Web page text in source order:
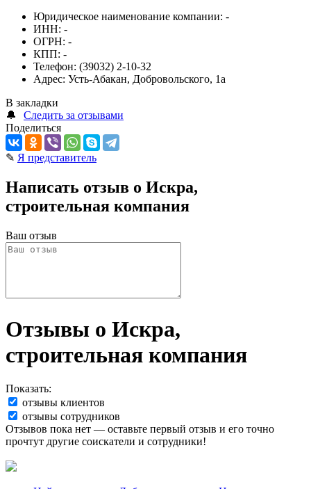
Юридическое наименование компании: -
ИНН: -
ОГРН: -
КПП: -
Телефон: (39032) 2-10-32
Адрес: Усть-Абакан, Добровольского, 1а
В закладки
🔔
Следить за отзывами
Поделиться
✎ Я представитель
Написать отзыв о Искра,
строительная компания
Ваш отзыв
Отзывы о Искра,
строительная компания
Показать:
отзывы клиентов
отзывы сотрудников
Отзывов пока нет — оставьте первый отзыв и его точно
прочтут другие соискатели и сотрудники!